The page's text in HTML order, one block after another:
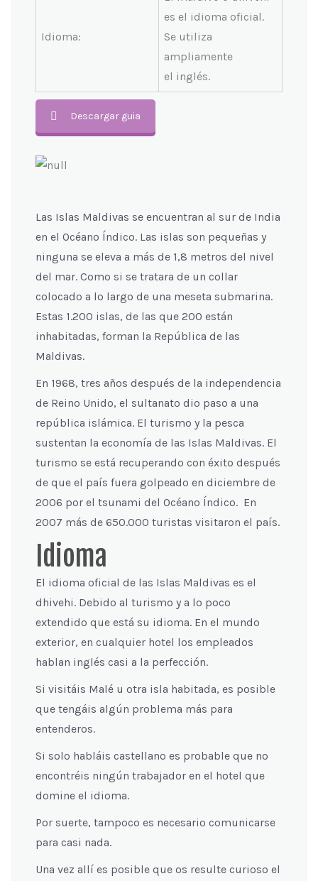
Idioma:
es el idioma oficial.
Se utiliza
ampliamente
el inglés.
Descargar guia
Las Islas Maldivas se encuentran al sur de India
en el Océano Índico. Las islas son pequeñas y
ninguna se eleva a más de 1,8 metros del nivel
del mar. Como si se tratara de un collar
colocado a lo largo de una meseta submarina.
Estas 1.200 islas, de las que 200 están
inhabitadas, forman la República de las
Maldivas.
En 1968, tres años después de la independencia
de Reino Unido, el sultanato dio paso a una
república islámica. El turismo y la pesca
sustentan la economía de las Islas Maldivas. El
turismo se está recuperando con éxito después
de que el país fuera golpeado en diciembre de
2006 por el tsunami del Océano Índico. En
2007 más de 650.000 turistas visitaron el país.
Idioma
El idioma oficial de las Islas Maldivas es el
dhivehi. Debido al turismo y a lo poco
extendido que está su idioma. En el mundo
exterior, en cualquier hotel los empleados
hablan inglés casi a la perfección.
Si visitáis Malé u otra isla habitada, es posible
que tengáis algún problema más para
entenderos.
Si solo habláis castellano es probable que no
encontréis ningún trabajador en el hotel que
domine el idioma.
Por suerte, tampoco es necesario comunicarse
para casi nada.
Una vez allí es posible que os resulte curioso el